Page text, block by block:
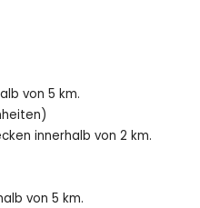
von der Villa)
von 5 km.
innerhalb von 2 km.
von 5 km.